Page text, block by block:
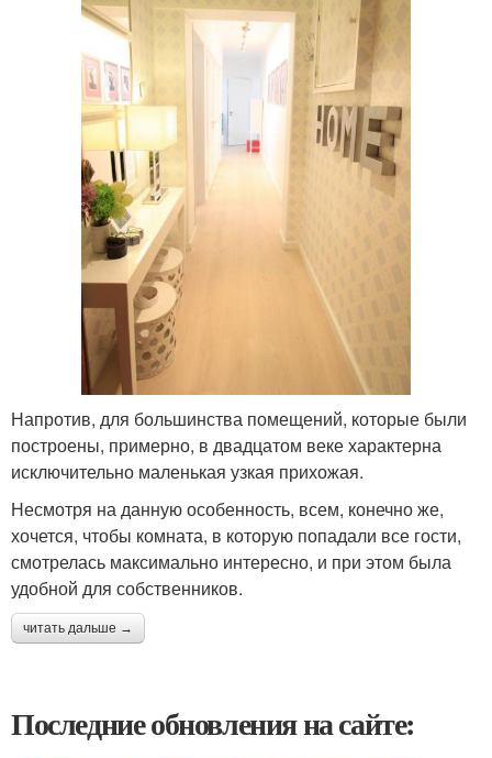
Напротив, для большинства помещений, которые были
построены, примерно, в двадцатом веке характерна
исключительно маленькая узкая прихожая.
Несмотря на данную особенность, всем, конечно же,
хочется, чтобы комната, в которую попадали все гости,
смотрелась максимально интересно, и при этом была
удобной для собственников.
читать дальше →
Последние обновления на сайте: